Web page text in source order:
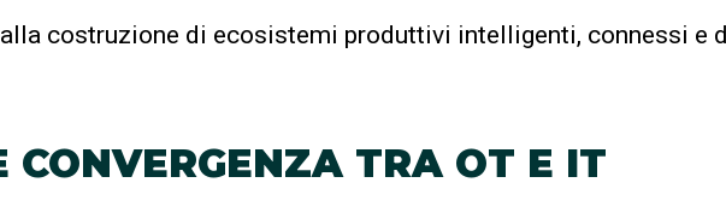
costruzione di ecosistemi produttivi intelligenti, connessi e
TRA OT E IT